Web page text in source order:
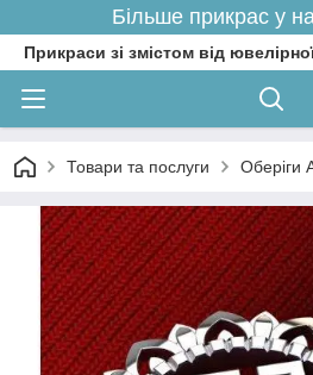
Більше прикрас у
Прикраси зі змістом від
Товари та послуги Оберіги